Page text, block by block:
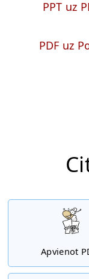
PPT uz
PDF uz
Apvienot